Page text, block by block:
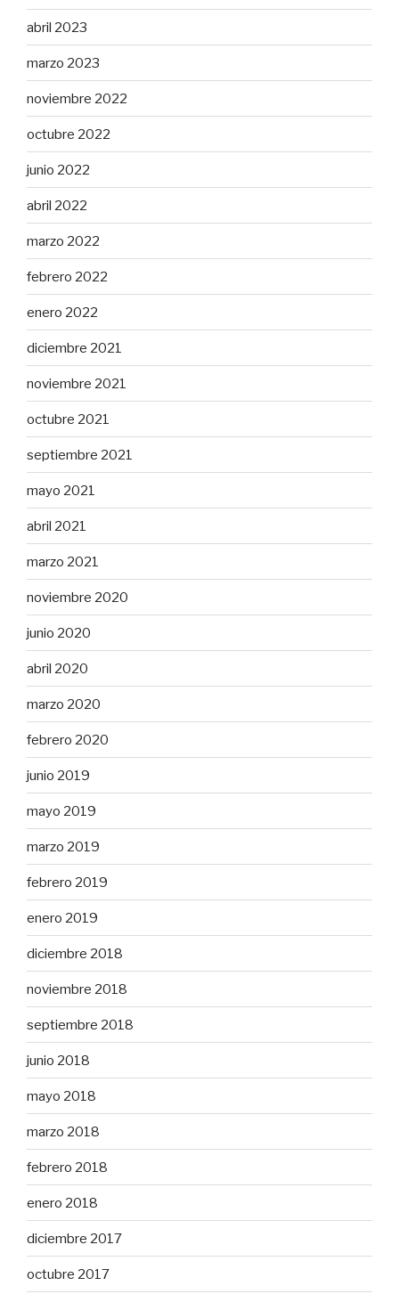
abril 2023
marzo 2023
noviembre 2022
octubre 2022
junio 2022
abril 2022
marzo 2022
febrero 2022
enero 2022
diciembre 2021
noviembre 2021
octubre 2021
septiembre 2021
mayo 2021
abril 2021
marzo 2021
noviembre 2020
junio 2020
abril 2020
marzo 2020
febrero 2020
junio 2019
mayo 2019
marzo 2019
febrero 2019
enero 2019
diciembre 2018
noviembre 2018
septiembre 2018
junio 2018
mayo 2018
marzo 2018
febrero 2018
enero 2018
diciembre 2017
octubre 2017